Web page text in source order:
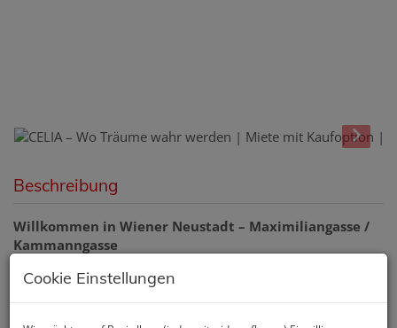
Beschreibung
Willkommen in Wiener Neustadt – Maximiliangasse /
Kammanngasse
CELIA – Wo Träume wahr werden
Cookie Einstellungen